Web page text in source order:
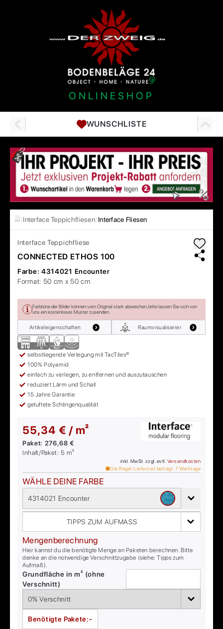
ONLINESHOP
WUNSCHLISTE
… Interface Teppichfliesen Interface Fliesen
Interface Teppichfliese
CONNECTED ETHOS 100
Farbe: 4314021 Encounter
Format: 50 cm x 50 cm
Farbtöne der Bilder können vom Original stark abweichen, bitte lassen Sie sich von
uns ein kostenloses Muster zusenden.
Artikeleigenschaften Raumvisualisierer
selbstliegende Verlegung mit TacTiles®
100% Polyamid
einfach zu verlegen, zu entfernen und auszutauschen
reduziert Lärm und Schall
15 Jahre Garantie
getuftete Schlingenqualität
55,34 € / m²
Paket: 276,68 €
Inhalt/Paket: 5 m²
inkl. MwSt. zzgl. evtl. Versandkosten
Die Regel-Lieferzeit beträgt: 7 Werktage
WÄHLE DEINE FARBE
4314021 Encounter
TIPPS ZUM AUFMASS
Mengenberechnung
Hier kannst du die benötigte Menge an Paketen berechnen. Bitte
denke an die notwendige Verschnittzugabe (siehe: Tipps zum
Aufmaß).
Grundfläche in m² (ohne
Verschnitt)
Benötigte Pakete:-